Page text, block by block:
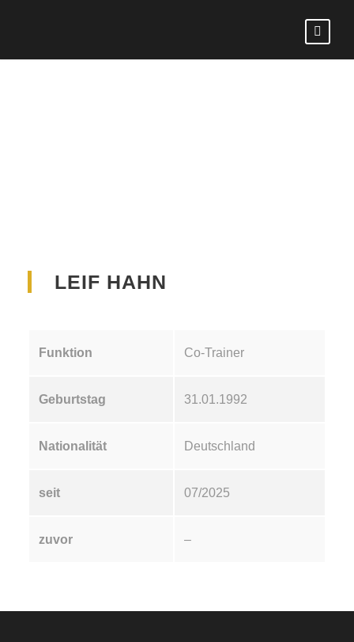
LEIF HAHN
Funktion Co-Trainer
Geburtstag 31.01.1992
Nationalität Deutschland
seit 07/2025
zuvor –